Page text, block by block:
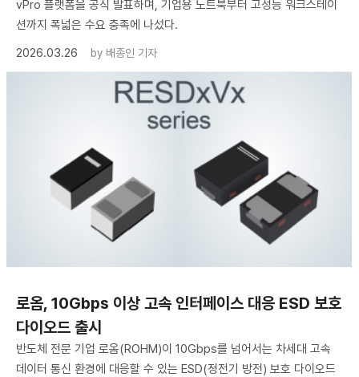
vPro 플랫폼을 공식 발표하며, 기업용 노트북부터 고성능 워크스테이
션까지 폭넓은 수요 충족에 나섰다.
2026.03.26
by 배종인 기자
로옴, 10Gbps 이상 고속 인터페이스 대응 ESD 보호
다이오드 출시
반도체 전문 기업 로옴(ROHM)이 10Gbps를 넘어서는 차세대 고속
데이터 통신 환경에 대응할 수 있는 ESD(정전기 방전) 보호 다이오드